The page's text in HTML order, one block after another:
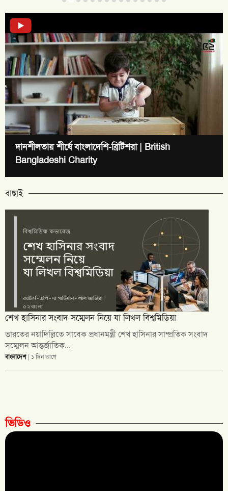
দানশীলতায় শীর্ষে বাংলাদেশি-ব্রিটিশরা | British
Bangladeshi Charity
বাছাই
শেখ হাসিনার সংবাদ সম্মেলন নিয়ে যা লিখল বিশ্বমিডিয়া
ভারতের নয়াদিল্লিতে সাবেক প্রধানমন্ত্রী শেখ হাসিনার সাম্প্রতিক সংবাদ
সম্মেলন আন্তর্জাতিক...
বাংলাদেশ| ১ দিন আগে
ভিডিও